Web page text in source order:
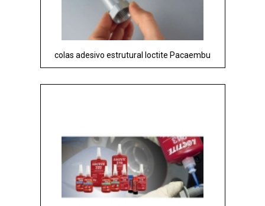
colas adesivo estrutural loctite Pacaembu